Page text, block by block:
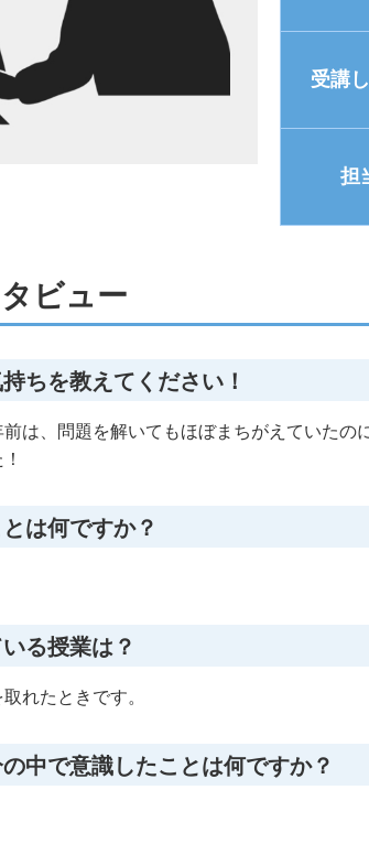
受講
担
ビュー
ちを教えてください！
は、問題を解いてもほぼまちがえていた
は何ですか？
る授業は？
れたときです。
中で意識したことは何ですか？